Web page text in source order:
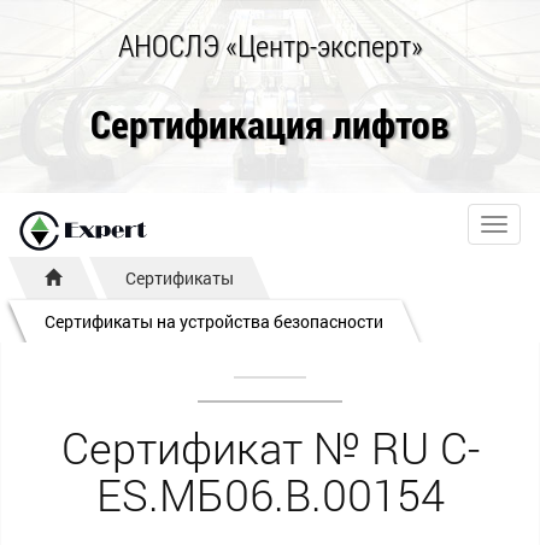
АНОСЛЭ «Центр-эксперт»
Сертификация лифтов
Сертификаты
Сертификаты на устройства безопасности
Сертификат № RU С-
ES.МБ06.B.00154